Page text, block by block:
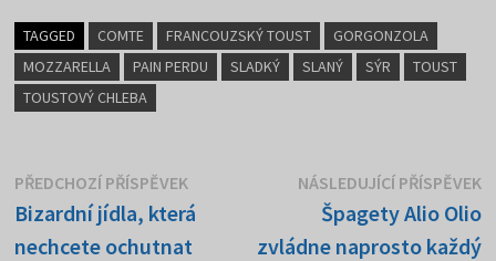
TAGGED COMTE FRANCOUZSKÝ TOUST
GORGONZOLA
MOZZARELLA
PAIN PERDU SLADKÝ SLANÝ SÝR
TOUST
TOUSTOVÝ CHLEBA
Navigace
pro
PŘEDCHOZÍ PŘÍSPĚVEK
příspěvek:
Bizardní jídla, která
nechcete ochutnat
NÁSLEDUJÍCÍ PŘÍSPĚVEK
Špagety Alio Olio
zvládne naprosto každý